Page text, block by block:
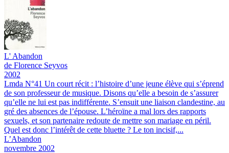
L' Abandon
de Florence Seyvos
2002
Lmda N°41 Un court récit : l’histoire d’une jeune élève qui s’éprend
de son professeur de musique. Disons qu’elle a besoin de s’assurer
qu’elle ne lui est pas indifférente. S’ensuit une liaison clandestine, au
gré des absences de l’épouse. L’héroïne a mal lors des rapports
sexuels, et son partenaire redoute de mettre son mariage en péril.
Quel est donc l’intérêt de cette bluette ? Le ton incisif,...
L’Abandon
novembre 2002